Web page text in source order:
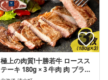
極上の肉質!十勝若牛 ロースス
テーキ 180g × 3 牛肉 肉 ブラン
ド牛 国産 赤身肉 ヘルシー 低カ